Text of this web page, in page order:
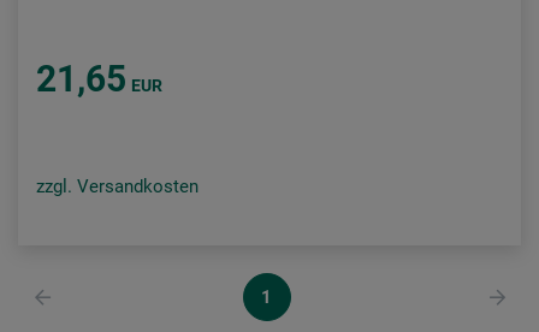
21,65 EUR
zzgl. Versandkosten
1